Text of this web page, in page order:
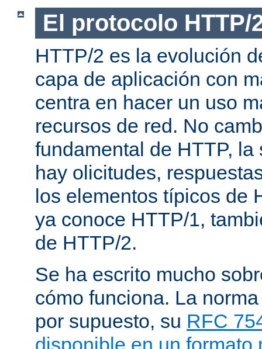
El protocolo HTTP/
HTTP/2 es la evolución
capa de aplicación con
centra en hacer un uso
recursos de red. No
fundamental de HTTP, la
hay olicitudes,
los elementos típicos de
ya conoce HTTP/1,
de HTTP/2.
Se ha escrito mucho
cómo funciona. La
por supuesto, su RFC
disponible en un formato